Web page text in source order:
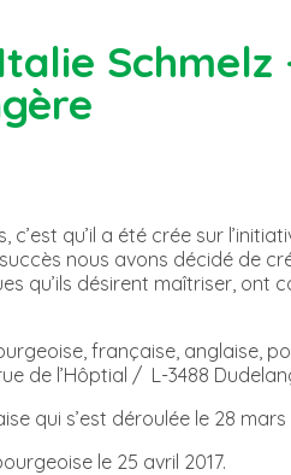
c’est qu’il a été crée sur
nous avons décidé de
qu’ils désirent maîtriser, ont
française, anglaise,
de l’Hôptial / L-3488
qui s’est déroulée le 28 mars
le 25 avril 2017.